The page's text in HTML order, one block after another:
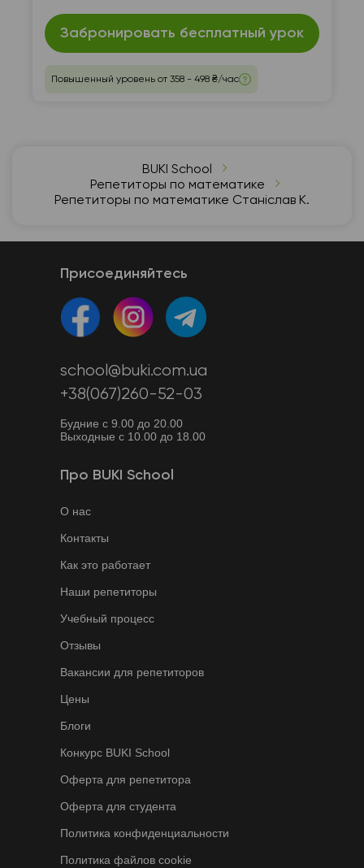
Забронировать бесплатный урок
Повышенный уровень от 358 - 498 ₴/час
BUKI School
Репетиторы по математике
Репетиторы по математике Станіслав К.
Присоединяйтесь
school@buki.com.ua
+38(067)260-52-03
Будние с 9.00 до 20.00
Выходные с 10.00 до 18.00
Про BUKI School
О нас
Контакты
Как это работает
Наши репетиторы
Учебный процесс
Отзывы
Вакансии для репетиторов
Цены
Блоги
Конкурс BUKI School
Оферта для репетитора
Оферта для студента
Политика конфиденциальности
Политика файлов cookie